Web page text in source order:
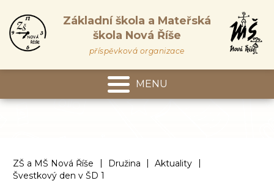
Základní škola a Mateřská
škola Nová Říše
příspěvková organizace
MENU
ZŠ a MŠ Nová Říše | Družina | Aktuality
|
Švestkový den v ŠD 1